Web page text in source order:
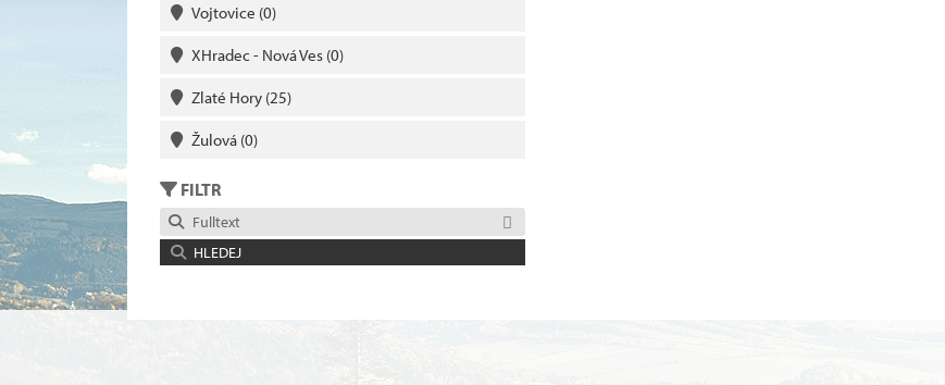
Vojtovice (0)
XHradec - Nová Ves (0)
Zlaté Hory (25)
Žulová (0)
FILTR
Fulltext
HLEDEJ